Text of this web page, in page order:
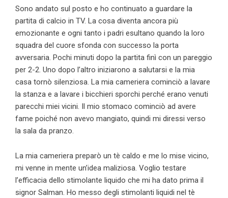
Sono andato sul posto e ho continuato a guardare la
partita di calcio in TV. La cosa diventa ancora più
emozionante e ogni tanto i padri esultano quando la loro
squadra del cuore sfonda con successo la porta
avversaria. Pochi minuti dopo la partita finì con un pareggio
per 2-2. Uno dopo l’altro iniziarono a salutarsi e la mia
casa tornò silenziosa. La mia cameriera cominciò a lavare
la stanza e a lavare i bicchieri sporchi perché erano venuti
parecchi miei vicini. Il mio stomaco cominciò ad avere
fame poiché non avevo mangiato, quindi mi diressi verso
la sala da pranzo.
La mia cameriera preparò un tè caldo e me lo mise vicino,
mi venne in mente un’idea maliziosa. Voglio testare
l’efficacia dello stimolante liquido che mi ha dato prima il
signor Salman. Ho messo degli stimolanti liquidi nel tè